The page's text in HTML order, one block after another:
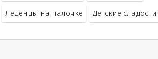
Леденцы на палочке Детские сладости